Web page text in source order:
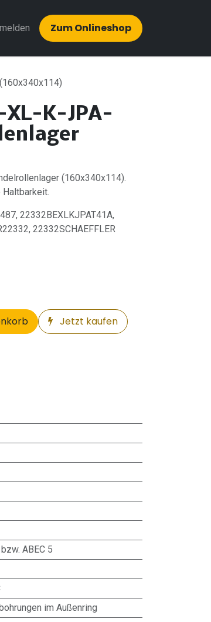
Zum Onlinesh​​op
XL-K-JPA-
(160x340x114).
22332BEXLKJPAT41A,
22332SCHAEFFLER
Jetzt kaufen
ABEC 5
im Außenring